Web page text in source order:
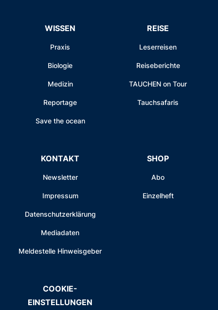
WISSEN
Praxis
Biologie
Medizin
Reportage
Save the ocean
REISE
Leserreisen
Reiseberichte
TAUCHEN on Tour
Tauchsafaris
KONTAKT
Newsletter
Impressum
Datenschutzerklärung
Mediadaten
Meldestelle Hinweisgeber
SHOP
Abo
Einzelheft
COOKIE-
EINSTELLUNGEN